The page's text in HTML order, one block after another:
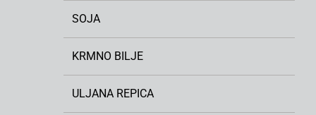
SOJA
KRMNO BILJE
ULJANA REPICA